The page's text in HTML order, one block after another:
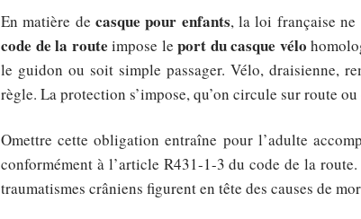
En matière decasque pour enfants, la loi française ne
code de la route impose le port du casque vélo
le guidon ou soit simple passager. Vélo, draisienne,
règle. La protection s’impose, qu’on circule sur route
Omettre cette obligation entraîne pour l’adulte
conformément à l’article R431-1-3 du code de la
traumatismes crâniens figurent en tête des causes de